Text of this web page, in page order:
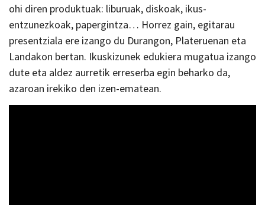
ohi diren produktuak: liburuak, diskoak, ikus-
entzunezkoak, papergintza… Horrez gain, egitarau
presentziala ere izango du Durangon, Plateruenan eta
Landakon bertan. Ikuskizunek edukiera mugatua izango
dute eta aldez aurretik erreserba egin beharko da,
azaroan irekiko den izen-ematean.